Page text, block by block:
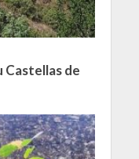
Castellas de